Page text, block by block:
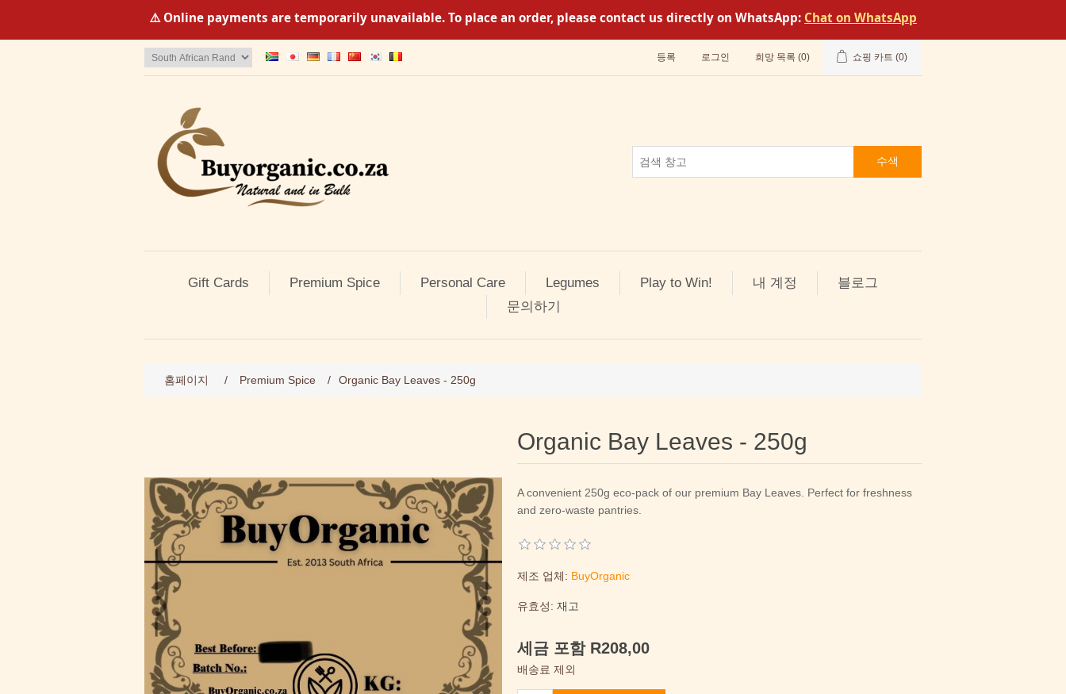
⚠️ Online payments are temporarily unavailable. To place an order, please contact us directly on WhatsApp: Chat on WhatsApp
등록 로그인 희망 목록 (0) 쇼핑 카트 (0)
수색
Gift Cards Premium Spice Personal Care Legumes Play to Win! 내 계정
블로그
문의하기
홈페이지 / Premium Spice / Organic Bay Leaves - 250g
Organic Bay Leaves - 250g
A convenient 250g eco-pack of our premium Bay Leaves. Perfect for freshness
and zero-waste pantries.
제조 업체: BuyOrganic
유효성: 재고
세금 포함 R208,00
배송료 제외